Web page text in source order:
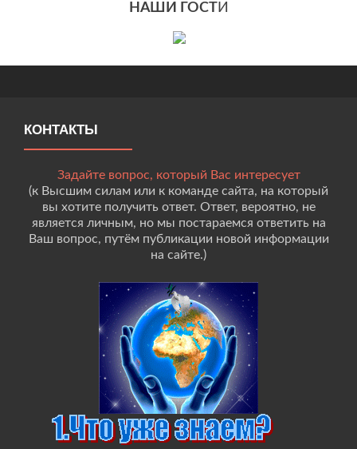
НАШИ ГОСТ И
КОНТАКТЫ
Задайте вопрос, который Вас интересует
(к Высшим силам или к команде сайта, на который
вы хотите получить ответ. Ответ, вероятно, не
является личным, но мы постараемся ответить на
Ваш вопрос, путём публикации новой информации
на сайте.)